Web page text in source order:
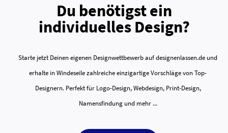
Du benötigst ein
individuelles Design?
Starte jetzt Deinen eigenen Designwettbewerb auf designenlassen.de und
erhalte in Windeseile zahlreiche einzigartige Vorschläge von Top-
Designern. Perfekt für Logo-Design, Webdesign, Print-Design,
Namensfindung und mehr ...